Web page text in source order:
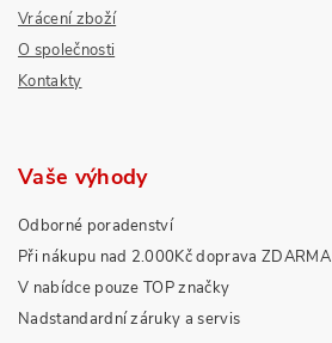
Vrácení zboží
O společnosti
Kontakty
Vaše výhody
Odborné poradenství
Při nákupu nad 2.000Kč doprava ZDARMA
V nabídce pouze TOP značky
Nadstandardní záruky a servis